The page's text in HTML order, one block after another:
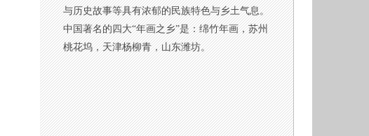
与历史故事等具有浓郁的民族特色与乡土气息。
中国著名的四大“年画之乡”是：绵竹年画，苏州
桃花坞，天津杨柳青，山东潍坊。